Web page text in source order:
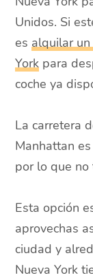
Unidos. Si
esalquilar
York para
coche ya
La carretera
Manhattan
por lo que
Esta opción
aprovechas
ciudad y
Nueva York